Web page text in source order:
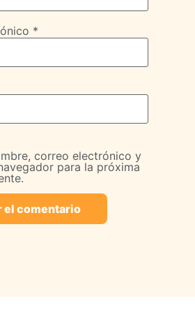
*
correo electrónico y
para la próxima